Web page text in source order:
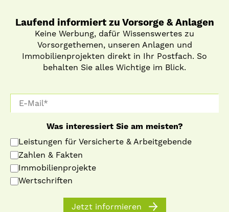
Laufend informiert zu Vorsorge & Anlagen
Keine Werbung, dafür Wissenswertes zu
Vorsorgethemen, unseren Anlagen und
Immobilienprojekten direkt in Ihr Postfach. So
behalten Sie alles Wichtige im Blick.
Was interessiert Sie am meisten?
Leistungen für Versicherte & Arbeitgebende
Zahlen & Fakten
Immobilienprojekte
Wertschriften
Jetzt informieren